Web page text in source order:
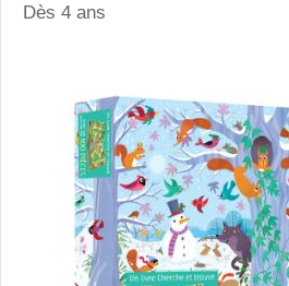
Dès 4 ans